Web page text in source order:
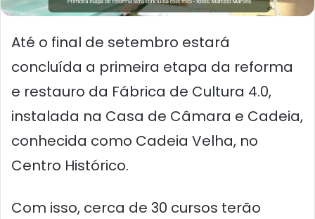
Até o final de setembro estará
concluída a primeira etapa da reforma
e restauro da Fábrica de Cultura 4.0,
instalada na Casa de Câmara e Cadeia,
conhecida como Cadeia Velha, no
Centro Histórico.
Com isso, cerca de 30 cursos terão